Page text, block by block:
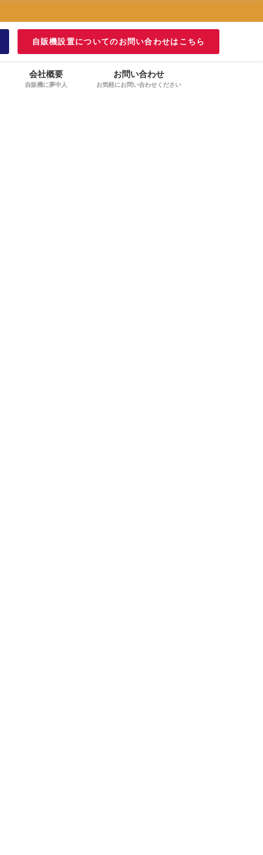
自販機設置についてのお問い合わせはこちら
会社概要
自販機に夢中人
お問い合わせ
お気軽にお問い合わせください